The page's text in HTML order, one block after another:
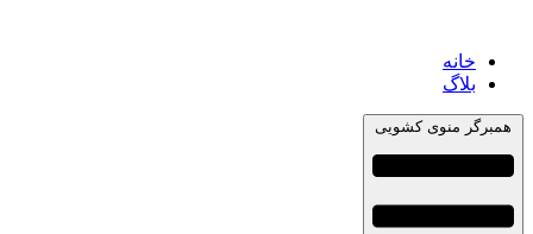
خانه
بلاگ
همبرگر منوی کشویی